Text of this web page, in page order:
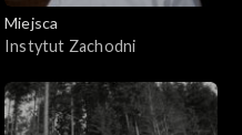
Miejsca
Instytut Zachodni